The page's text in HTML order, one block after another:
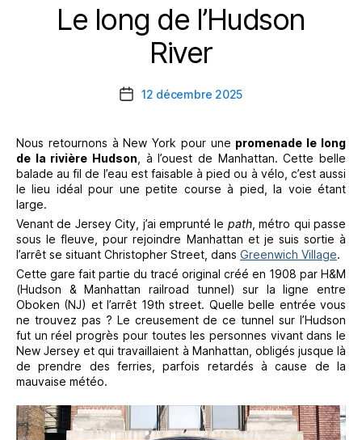
Catégories
Le long de l’Hudson
River
Date12 décembre 2025
Nous retournons à New York pour une promenade le long
de la rivière Hudson , à l’ouest de Manhattan. Cette belle
balade au fil de l’eau est faisable à pied ou à vélo, c’est aussi
le lieu idéal pour une petite course à pied, la voie étant
large.
Venant de Jersey City, j’ai emprunté le path, métro qui passe
sous le fleuve, pour rejoindre Manhattan et je suis sortie à
l’arrêt se situant Christopher Street, dans Greenwich Village.
Cette gare fait partie du tracé original créé en 1908 par H&M
(Hudson & Manhattan railroad tunnel) sur la ligne entre
Oboken (NJ) et l’arrêt 19th street. Quelle belle entrée vous
ne trouvez pas ? Le creusement de ce tunnel sur l’Hudson
fut un réel progrès pour toutes les personnes vivant dans le
New Jersey et qui travaillaient à Manhattan, obligés jusque là
de prendre des ferries, parfois retardés à cause de la
mauvaise météo.